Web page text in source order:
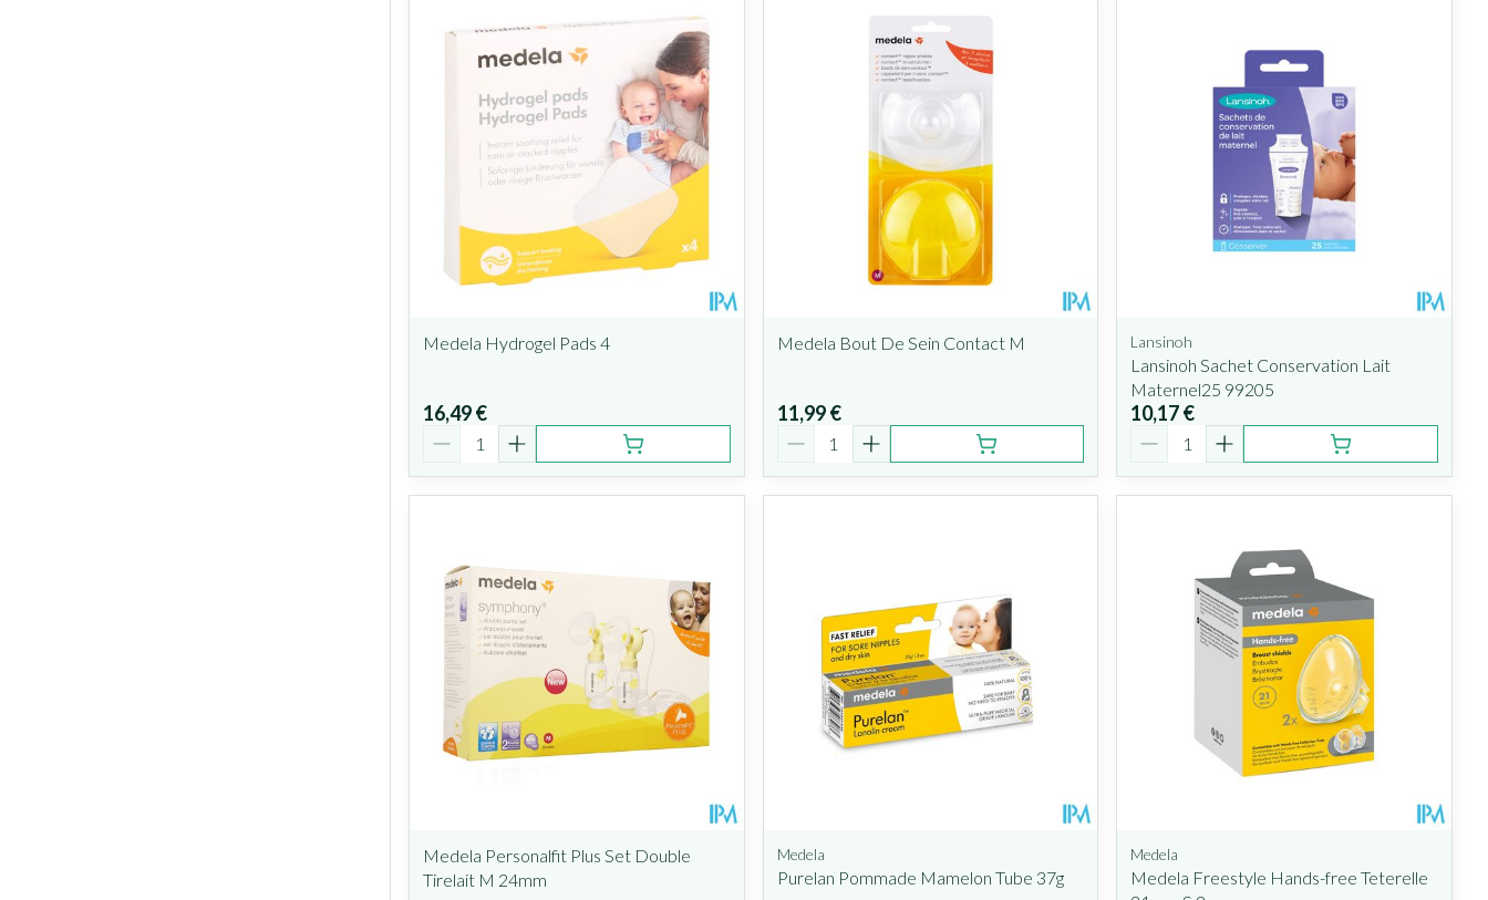
Medela Hydrogel Pads 4
16,49 €
Quantité
Medela Bout De Sein Contact M
11,99 €
Quantité
Lansinoh
Lansinoh Sachet Conservation Lait
Maternel25 99205
10,17 €
Quantité
Medela Personalfit Plus Set Double
Tirelait M 24mm
Medela
Purelan Pommade Mamelon Tube 37g
Medela
Medela Freestyle Hands-free Teterelle